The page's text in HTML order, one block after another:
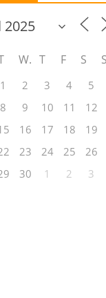
W T F S S
1 2 3 4 5
8 9 10 11 12
16 17 18 19
23 24 25 26
30 1 2 3